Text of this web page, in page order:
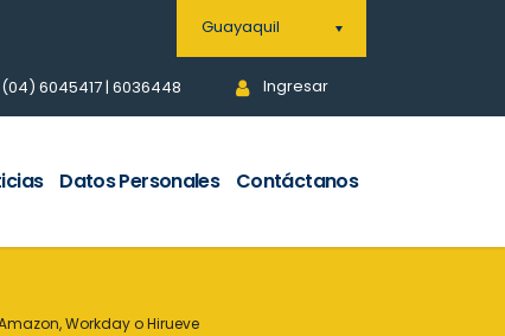
Guayaquil
(04) 6045417 | 6036448 Ingresar
Datos Personales Contáctanos
Workday o Hirueve